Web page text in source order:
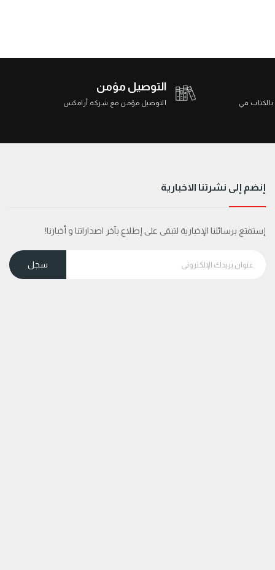
التوصيل مؤمن
التوصيل مؤمن مع شركة أرامكس
بالكتاب في
إنضم إلى نشرتنا الاخبارية
إستمتع برسائلنا الإخبارية لتبقى على إطلاع بآخر اصداراتنا و أخبارنا!